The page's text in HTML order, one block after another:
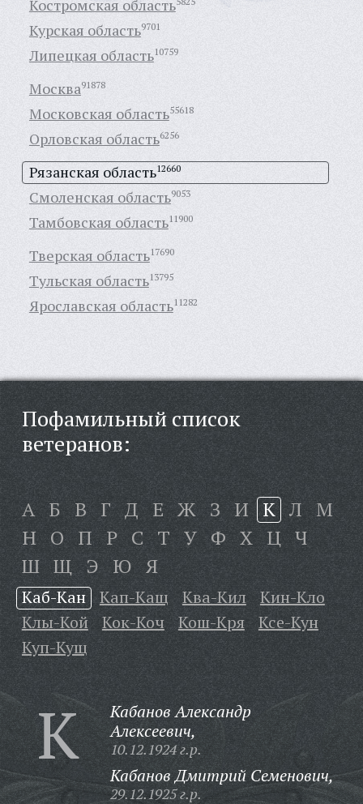
Костромская область
Курская область9701
Липецкая область10759
Москва91878
Московская область55618
Орловская область6256
Рязанская область12660
Смоленская область9053
Тамбовская область11900
Тверская область17690
Тульская область13795
Ярославская область11282
Пофамильный список
ветеранов:
А Б В Г Д Е Ж З И К Л М
Н О П Р С Т У Ф Х Ц Ч
Ш Щ Э Ю Я
Каб-Кан Кап-Кащ Ква-Кил
Кин-Кло
Клы-Кой
Кок-Коч Кош-Кря
Ксе-Кун
Куп-Кущ
К
Кабанов Александр
Алексеевич,
10.12.1924 г.р.
Кабанов Дмитрий Семенович,
29.12.1925 г.р.